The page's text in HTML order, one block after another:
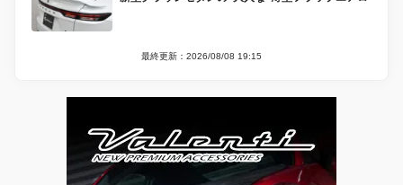
最終更新：2026/08/08 19:15